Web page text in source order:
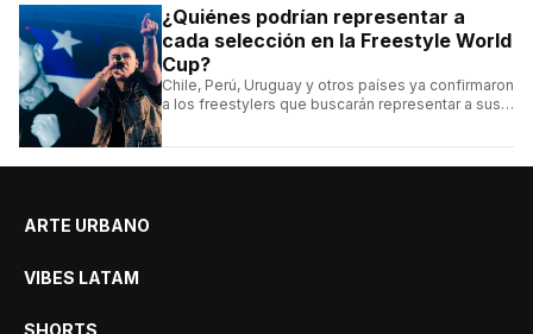
¿Quiénes podrían representar a
cada selección en la Freestyle World
Cup?
Chile, Perú, Uruguay y otros países ya confirmaron
a los freestylers que buscarán representar a sus
ARTE URBANO
VIBES LATAM
SHORTS